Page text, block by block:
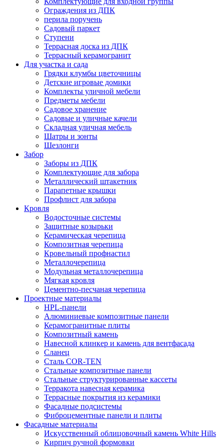
Ограждения из ДПК
перила поручень
Садовый паркет
Ступени
Террасная доска из ДПК
Террасный керамогранит
Для участка и сада
Грядки клумбы цветочницы
Детские игровые домики
Комплекты уличной мебели
Предметы мебели
Садовое хранение
Садовые и уличные качели
Складная уличная мебель
Шатры и зонты
Шезлонги
Забор
Заборы из ДПК
Комплектующие для забора
Металлический штакетник
Парапетные крышки
Профлист для забора
Кровля
Водосточные системы
Защитные козырьки
Керамическая черепица
Композитная черепица
Кровельный профнастил
Металлочерепица
Модульная металлочерепица
Мягкая кровля
Цементно-песчаная черепица
Проектные материалы
HPL-панели
Алюминиевые композитные панели
Керамогранитные плиты
Композитный камень
Навесной клинкер и камень для вентфасада
Сланец
Сталь COR-TEN
Стальные композитные панели
Стальные структурированные кассеты
Терракота навесная керамика
Террасные покрытия из керамики
Фасадные подсистемы
Фиброцементные панели и плиты
Фасадные материалы
Искусственный облицовочный камень White Hills
Кирпич ручной формовки